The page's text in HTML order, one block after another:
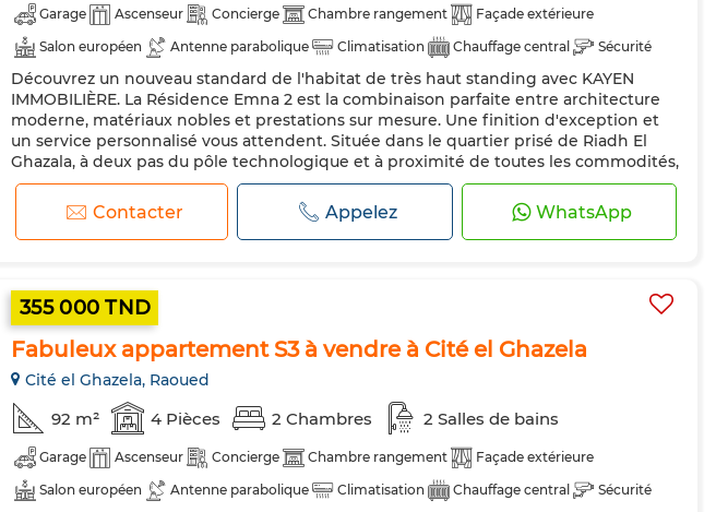
Garage Ascenseur Concierge Chambre rangement
Façade extérieure
Salon européen
Antenne parabolique Climatisation Chauffage central
Sécurité
Double vitrage
Porte blindée Cuisine équipée
Découvrez un nouveau standard de l'habitat de très haut standing avec KAYEN
IMMOBILIÈRE. La Résidence Emna 2 est la combinaison parfaite entre architecture
moderne, matériaux nobles et prestations sur mesure. Une finition d'exception et
un service personnalisé vous attendent. Située dans le quartier prisé de Riadh El
Ghazala, à deux pas du pôle technologique et à proximité de toutes les commodités,
cette résidence bénéficie d'un emplacement str...
Contacter Appelez WhatsApp
355 000 TND
Fabuleux appartement S3 à vendre à Cité el Ghazela
Cité el Ghazela, Raoued
92 m² 4 Pièces 2 Chambres 2 Salles de bains
Garage Ascenseur Concierge Chambre rangement
Façade extérieure
Salon européen
Antenne parabolique Climatisation Chauffage central
Sécurité